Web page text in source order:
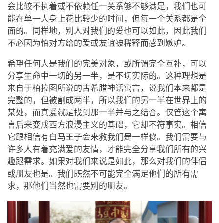
会比较不执着或不依赖任一关系够不够满足，我们也可
能在单一人身上花比较少的时间，但每一个关系都是全
面的。同样地，别人对我们的爱也可以如此，因此我们
不必因为怕对方给的爱或友谊被稀释而感到嫉妒。
希望任何人是我们的完美对象，或所谓完全互补，可以
分享生命中一切的另一半，是不切实际的。这种理想是
来自于柏拉图所说的古希腊神话寓言，说我们本来都是
完整的，但被割成两半，所以我们的另一半在世界上的
某处，而真爱就是找到那一半并与之结合。仅管这个寓
言后来变成西方浪漫主义的基础，它却不符事实。相信
它跟相信有白马王子会来救我们是一样傻。我们需要与
许多人有着充满爱的友情，才能完全分享我们所有的兴
趣跟需求。如果对我们来说是如此，那么对我们的伴侣
或朋友也是。我们既然不可能完全满足他们的所有需
求，那他们当然也需要别的朋友。